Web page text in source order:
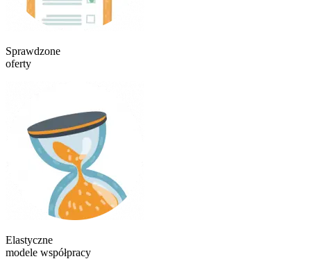
Sprawdzone
oferty
Elastyczne
modele współpracy